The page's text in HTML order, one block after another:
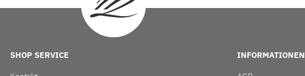
SHOP SERVICE INFORMATIONEN